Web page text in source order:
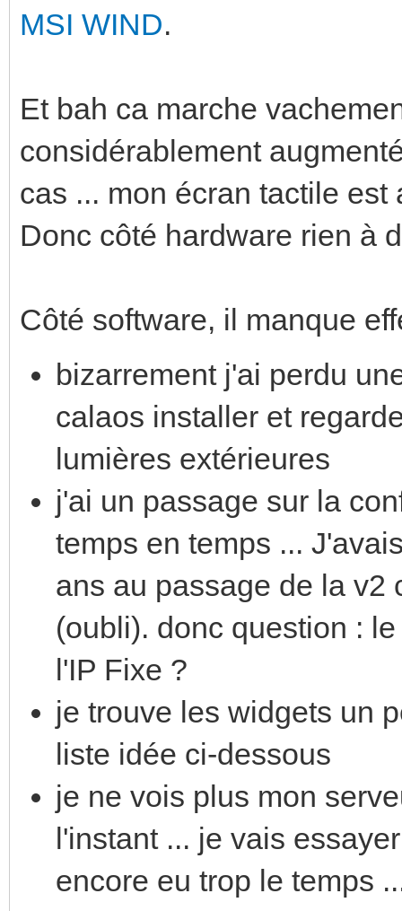
MSI WIND.
Et bah ca marche
considérablement
cas ... mon écran tactile
Donc côté hardware rien à
Côté software, il manque
bizarrement j'ai perdu
calaos installer et
lumières extérieures
j'ai un passage sur la
temps en temps ...
ans au passage de la v2
(oubli). donc question :
l'IP Fixe ?
je trouve les widgets un
liste idée ci-dessous
je ne vois plus mon
l'instant ... je vais
encore eu trop le temps